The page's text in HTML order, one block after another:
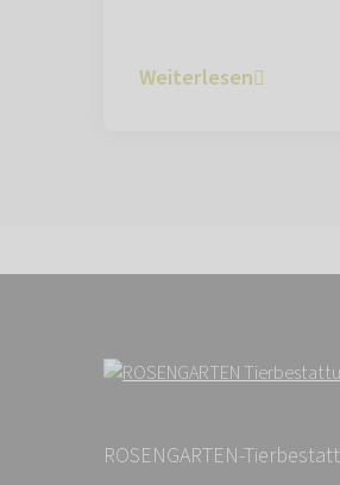
Weiterlesen
ROSENGARTEN-